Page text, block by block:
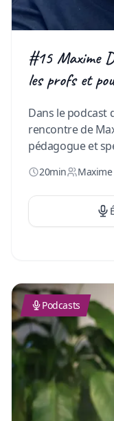
#15 Maxime
les profs et
Dans le podcast
rencontre de
pédagogue et
quotidien ?
astuces,
qui intrigue. Si
podcast est
20min
Podcasts